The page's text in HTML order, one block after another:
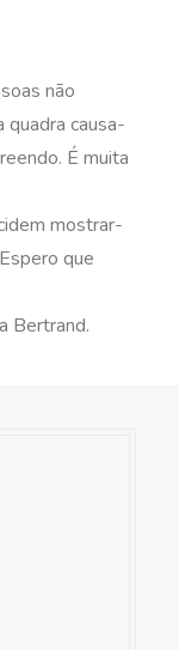
não
causa-
É muita
mostrar-
que
Bertrand.